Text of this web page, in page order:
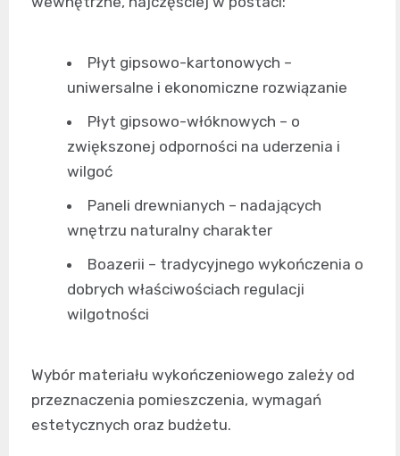
Płyt gipsowo-kartonowych –
uniwersalne i ekonomiczne rozwiązanie
Płyt gipsowo-włóknowych – o
zwiększonej odporności na uderzenia i
wilgoć
Paneli drewnianych – nadających
wnętrzu naturalny charakter
Boazerii – tradycyjnego wykończenia o
dobrych właściwościach regulacji
wilgotności
Wybór materiału wykończeniowego zależy od
przeznaczenia pomieszczenia, wymagań
estetycznych oraz budżetu.